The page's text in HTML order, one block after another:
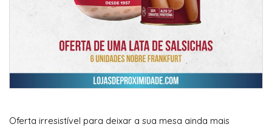
Oferta irresistível para deixar a sua mesa ainda mais